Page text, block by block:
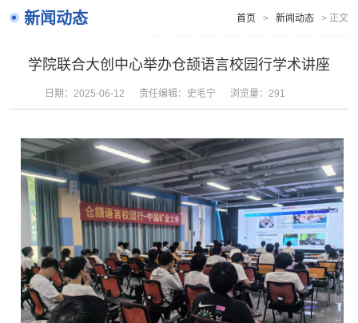
新闻动态 首页 > 新闻动态 >正文
学院联合大创中心举办仓颉语言校园行学术讲座
日期：2025-06-12 责任编辑：史毛宁 浏览量： 291